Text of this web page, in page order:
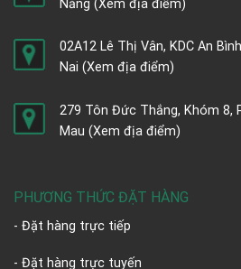
Nẵng (Xem địa điểm)
02A12 Lê Thị Vân, KDC An
Nai (Xem địa điểm)
279 Tôn Đức Thắng, Khóm 8,
Mau (Xem địa điểm)
PHƯƠNG THỨC ĐẶT HÀNG
- Đặt hàng trực tiếp
- Đặt hàng trực tuyến